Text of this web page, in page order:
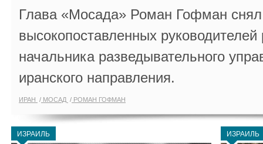
Глава «Мосада» Роман Гофман снял
высокопоставленных
начальника разведывательного
иранского направления.
ИРАН МОСАД РОМАН ГОФМАН
ИЗРАИЛЬ ИЗРАИЛЬ